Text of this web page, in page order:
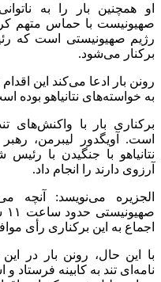
او همچنین بار را به
صهیونیست با حماس متهم
رژیم صهیونیستی است که
برکنار می‌شود.
رونن بار ادعا می‌کند این
به خواسته‌های نتانیاهو بوده
برکناری بار با واکنش‌های
است.
آویگدور
لیبرمن،
نتانیاهو با جنگیدن با
آرزوی دارند را انجام داد.
الجزیره می‌نویسد: آنچه
اجماع به این برکناری رأی
با این حال، رونن بار در
نامه‌ای تند به کابینه